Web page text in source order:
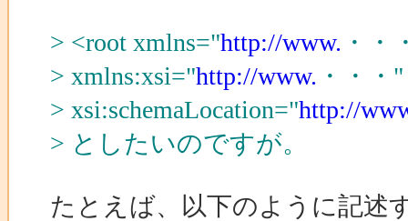
> <root xmlns="http://www. ・・
> xmlns:xsi="http://www. ・・・"
> xsi:schemaLocation="http://
> としたいのですが。
たとえば、以下のように記述